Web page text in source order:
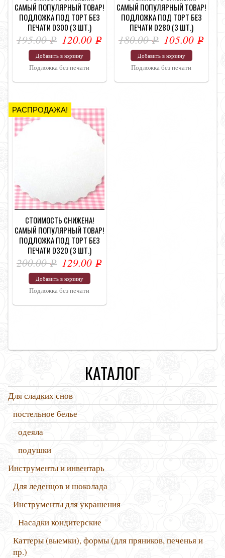
САМЫЙ ПОПУЛЯРНЫЙ ТОВАР!
ПОДЛОЖКА ПОД ТОРТ БЕЗ
ПЕЧАТИ D300 (3 ШТ.)
195.00Р
УБ.
120.00Р
Добавить в корзину
Подложка без печати
САМЫЙ ПОПУЛЯРНЫЙ ТОВАР!
ПОДЛОЖКА ПОД ТОРТ БЕЗ
ПЕЧАТИ D280 (3 ШТ.)
180.00Р
УБ.
105.00Р
Добавить в корзину
Подложка без печати
РАСПРОДАЖА!
СТОИМОСТЬ СНИЖЕНА!
САМЫЙ ПОПУЛЯРНЫЙ ТОВАР!
ПОДЛОЖКА ПОД ТОРТ БЕЗ
ПЕЧАТИ D320 (3 ШТ.)
200.00Р
УБ.
129.00Р
Добавить в корзину
Подложка без печати
КАТАЛОГ
Для сладких снов
постельное белье
одеяла
подушки
Инструменты и инвентарь
Для леденцов и шоколада
Инструменты для украшения
Насадки кондитерские
Каттеры (выемки), формы (для пряников, печенья и
пр.)